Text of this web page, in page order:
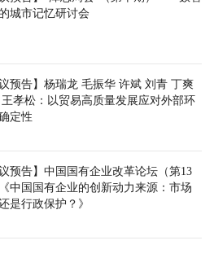
城市记忆研讨会
议预告】杨瑞龙 毛振华 许斌 刘青 丁爽
孝松：以贸易高质量发展应对外部环
定性
议预告】中国国有企业改革论坛（第13
中国国有企业的创新动力来源：市场
是行政保护？》